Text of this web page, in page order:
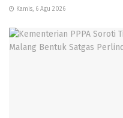
Kamis, 6 Agu 2026